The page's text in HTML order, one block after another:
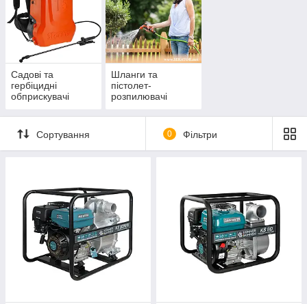
Ми підібрали надійні садові та гербіцидні обприскувачі, міцні
поливні шланги, конектори, пістолети-розпилювачі та
високопродуктивні мотопомпи, що задовільнять потреби як
садівників-аматорів, так і великих фермерських господарств.
Садові та
гербіцидні
обприскувачі
Шланги та
пістолет-
розпилювачі
Сортування 0 Фільтри